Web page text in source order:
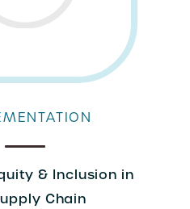
& Inclusion in
Chain